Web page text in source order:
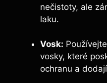
nečistoty, ale
laku.
Vosk:
vosky, které
ochranu a